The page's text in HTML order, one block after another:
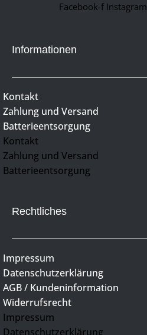
Facebook-f Instagram
Informationen
Kontakt
Zahlung und Versand
Batterieentsorgung
Kontakt
Zahlung und Versand
Batterieentsorgung
Rechtliches
Impressum
Datenschutzerklärung
AGB / Kundeninformation
Widerrufsrecht
Impressum
Datenschutzerklärung